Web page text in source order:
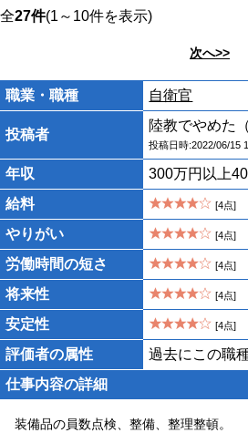
全27件(1～10件を表示)
次へ>>
職業・職種 自衛官
投稿者
陸教でやめた
投稿日時:2022/06/15
年収
300万円以上
給料
[4点]
やりがい [4点]
労働時間の短さ [4点]
将来性 [4点]
安定性 [4点]
評価者の属性
過去にこの職
仕事内容の詳細
装備品の員数点検、整備、整理整頓。